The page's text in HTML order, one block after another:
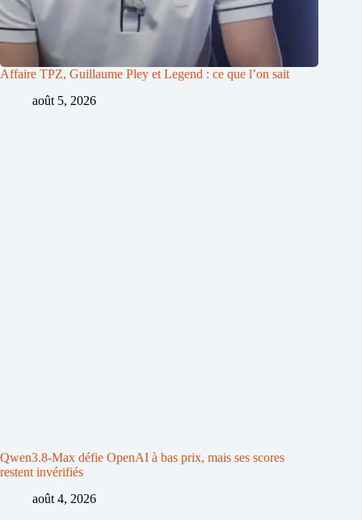
Affaire TPZ, Guillaume Pley et Legend : ce que l’on sait
août 5, 2026
Qwen3.8-Max défie OpenAI à bas prix, mais ses scores
restent invérifiés
août 4, 2026